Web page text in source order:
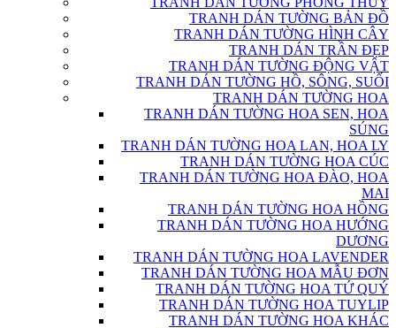
TRANH DÁN TƯỜNG BẢN ĐỒ
TRANH DÁN TƯỜNG HÌNH CÂY
TRANH DÁN TRẦN ĐẸP
TRANH DÁN TƯỜNG ĐỘNG VẬT
TRANH DÁN TƯỜNG HỒ, SÔNG, SUỐI
TRANH DÁN TƯỜNG HOA
TRANH DÁN TƯỜNG HOA SEN, HOA
SÚNG
TRANH DÁN TƯỜNG HOA LAN, HOA LY
TRANH DÁN TƯỜNG HOA CÚC
TRANH DÁN TƯỜNG HOA ĐÀO, HOA
MAI
TRANH DÁN TƯỜNG HOA HỒNG
TRANH DÁN TƯỜNG HOA HƯỚNG
DƯƠNG
TRANH DÁN TƯỜNG HOA LAVENDER
TRANH DÁN TƯỜNG HOA MẪU ĐƠN
TRANH DÁN TƯỜNG HOA TỨ QUÝ
TRANH DÁN TƯỜNG HOA TUYLIP
TRANH DÁN TƯỜNG HOA KHÁC